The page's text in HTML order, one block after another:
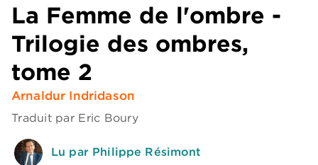
La Femme de l'ombre -
Trilogie des ombres,
tome 2
Arnaldur Indridason
Traduit par Eric Boury
Lu par Philippe Résimont